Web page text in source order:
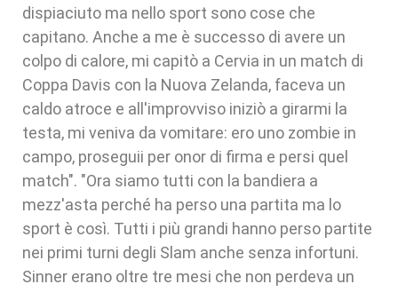
dispiaciuto ma nello sport sono cose che
capitano. Anche a me è successo di avere un
colpo di calore, mi capitò a Cervia in un match di
Coppa Davis con la Nuova Zelanda, faceva un
caldo atroce e all'improvviso iniziò a girarmi la
testa, mi veniva da vomitare: ero uno zombie in
campo, proseguii per onor di firma e persi quel
match". "Ora siamo tutti con la bandiera a
mezz'asta perché ha perso una partita ma lo
sport è così. Tutti i più grandi hanno perso partite
nei primi turni degli Slam anche senza infortuni.
Sinner erano oltre tre mesi che non perdeva un